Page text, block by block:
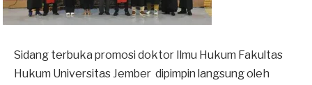
Sidang terbuka promosi doktor Ilmu Hukum Fakultas
Hukum Universitas Jember dipimpin langsung oleh